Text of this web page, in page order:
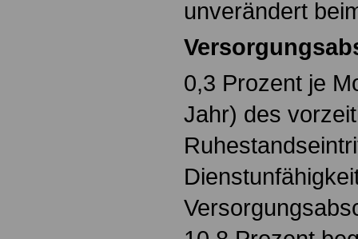
unverändert
0,3 Prozent je
Jahr) des